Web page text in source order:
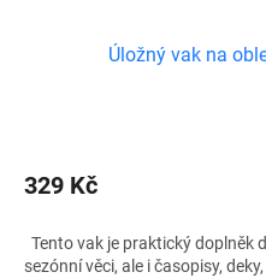
Úložný vak na
329 Kč
Tento vak je praktický doplněk
sezónní věci, ale i časopisy,